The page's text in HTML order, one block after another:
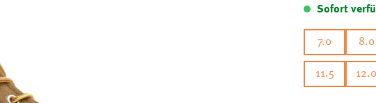
Sofort
7.0 8.0
11.5 12.0